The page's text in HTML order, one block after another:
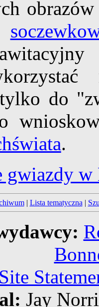
do
.
gwiazdy
| Lista tematyczna |
Jay